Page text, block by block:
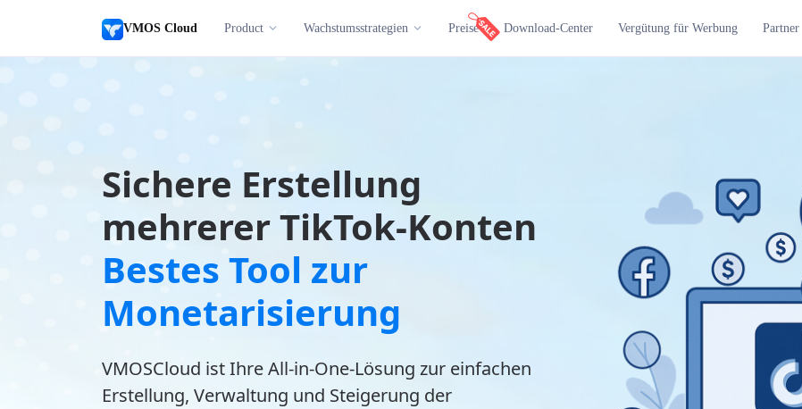
VMOS Cloud Product Wachstumsstrategien Preise Download-Center Vergütung für Werbung Partner
Sichere Erstellung
mehrerer TikTok-Konten
Bestes Tool zur
Monetarisierung
VMOSCloud ist Ihre All-in-One-Lösung zur einfachen
Erstellung, Verwaltung und Steigerung der